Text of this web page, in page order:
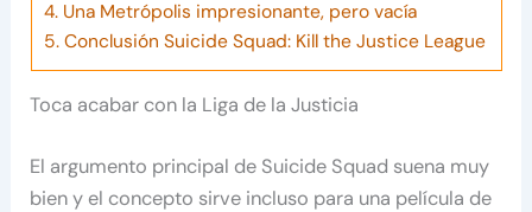
4.Una Metrópolis impresionante, pero vacía
5.Conclusión Suicide Squad: Kill the Justice League
Toca acabar con la Liga de la Justicia
El argumento principal de Suicide Squad suena muy
bien y el concepto sirve incluso para una película de